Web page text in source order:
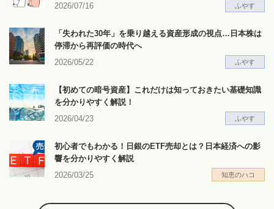
2026/07/16
ふやす
「失われた30年」を乗り越える資産形成の視点…日本株は
停滞から再評価の時代へ
2026/05/22
ふやす
【初めての暗号資産】これだけは知っておきたい基礎知識
を分かりやすく解説！
2026/04/23
ふやす
初心者でもわかる！日銀のETF売却とは？日本経済への影
響を分かりやすく解説
2026/03/25
知恵のハコ